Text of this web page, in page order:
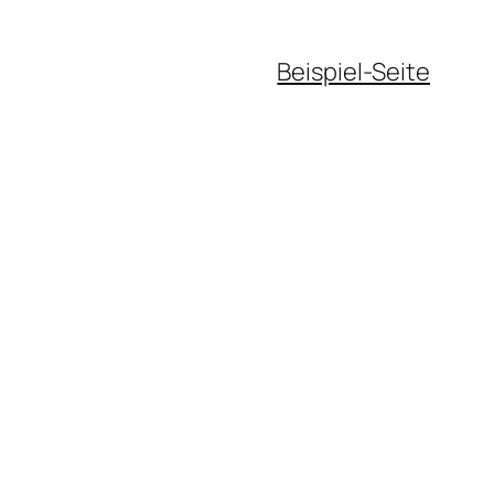
Beispiel-Seite